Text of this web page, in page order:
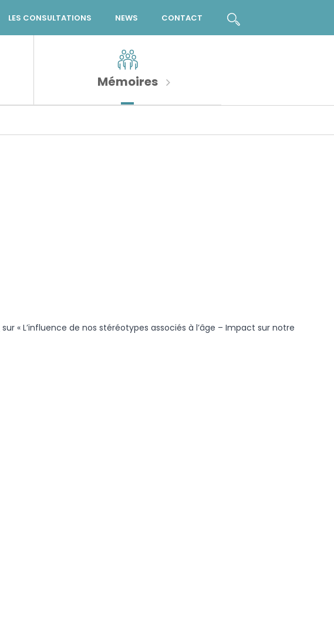
LES CONSULTATIONS NEWS CONTACT
Mémoires
sur « L’influence de nos stéréotypes associés à l’âge – Impact sur notre